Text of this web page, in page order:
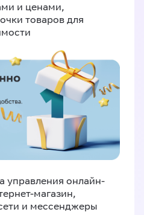
и ценами,
товаров для
управления онлайн-
магазин,
и мессенджеры